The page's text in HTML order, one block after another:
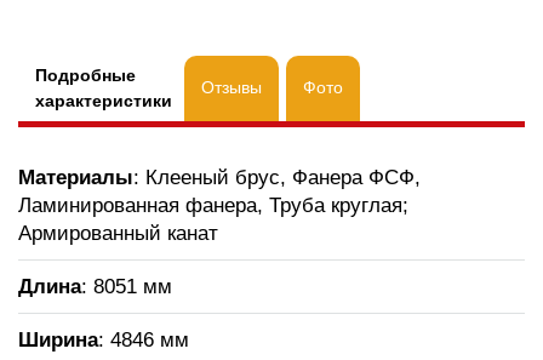
Подробные
характеристики
Отзывы Фото
Материалы: Клееный брус, Фанера ФСФ,
Ламинированная фанера, Труба круглая;
Армированный канат
Длина: 8051 мм
Ширина: 4846 мм